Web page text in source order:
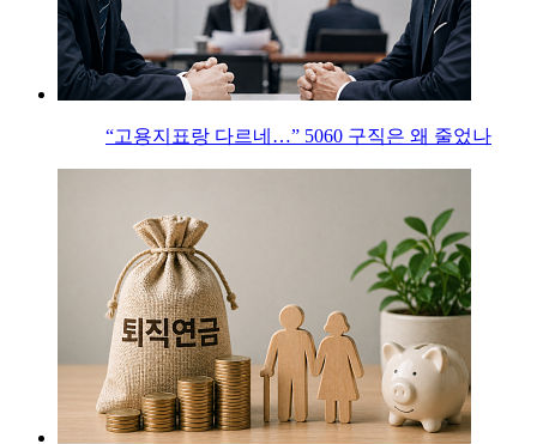
“고용지표랑 다르네…” 5060 구직은 왜 줄었나